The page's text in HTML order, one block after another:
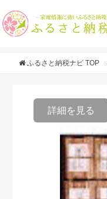
ふるさと納税ナビ TOP
詳細を見る